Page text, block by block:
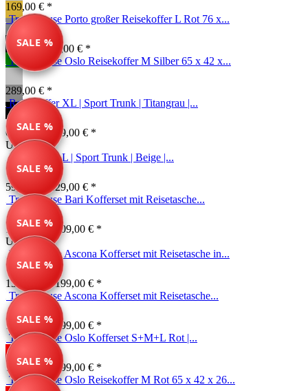
169,00 € *
SALE %
Travelhouse Porto großer Reisekoffer L Rot 76 x...
89,99 € *99,00 € *
Travelhouse Oslo Reisekoffer M Silber 65 x 42 x...
289,00 € *
SALE %
Reisekoffer XL | Sport Trunk | Titangrau |...
69,99 € *149,00 € *
SALE %
Unser Tipp
Reisekoffer L | Sport Trunk | Beige |...
59,99 € * 129,00 € *
SALE %
Travelhouse Bari Kofferset mit Reisetasche...
149,99 € * 209,00 € *
SALE %
Unser Tipp
Travelhouse Ascona Kofferset mit Reisetasche in...
139,99 € *199,00 € *
SALE %
Travelhouse Ascona Kofferset mit Reisetasche...
139,99 € * 199,00 € *
SALE %
Travelhouse Oslo Kofferset S+M+L Rot |...
717,00 € *
799,00 € *
Travelhouse Oslo Reisekoffer M Rot 65 x 42 x 26...